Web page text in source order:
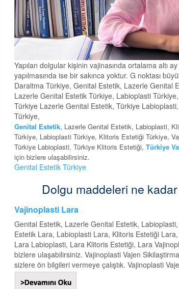
Yapılan dolgular kişinin vajinasında ortalama altı
yapılmasında ise bir sakınca yoktur. G noktası
Daraltma Türkiye, Genital Estetik, Lazerle Genital
Lazerle Genital Estetik Türkiye, Labioplasti
Türkiye Lazerle Genital Estetik, Türkiye
Türkiye,
Genital Estetik, Lazerle Genital Estetik, Labioplasti,
Türkiye, Labioplasti Türkiye, Klitoris Estetiği Türkiye,
Türkiye Labioplasti, Türkiye Klitoris Estetiği, Türkiye
için bizlere ulaşabilirsiniz.
Genital Estetik Türkiye
Dolgu maddeleri ne
Vajinoplasti Lara
Genital Estetik, Lazerle Genital Estetik,
Estetik Lara, Labioplasti Lara, Klitoris Estetiği
Lara Labioplasti, Lara Klitoris Estetiği, Lara
bizlere ulaşabilirsiniz. Vajinoplasti Vajen
sizlere ön bilgileri vermeye çalıştık. Vajinoplasti